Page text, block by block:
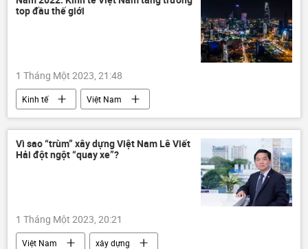
top đầu thế giới
1 Tháng Một 2023, 21:48
Kinh tế
Việt Nam
Ngân hàng Nhà nước
GDP
xuất nhập khẩu
chính sách tiền tệ
Foxconn
Vì sao “trùm” xây dựng Việt Nam Lê Viết
Hải đột ngột “quay xe”?
1 Tháng Một 2023, 20:21
Việt Nam xây dựng